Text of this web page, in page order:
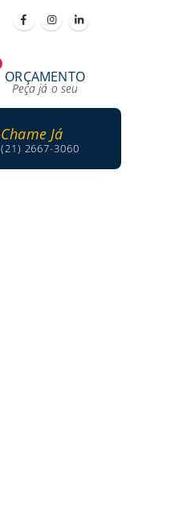
ORÇAMENTO
Peça já o seu
Chame Já
(21) 2667-3060